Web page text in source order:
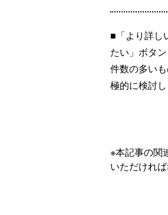
■「より詳し
たい」ボタ
件数の多い
極的に検討し
※本記事の関
いただけれ